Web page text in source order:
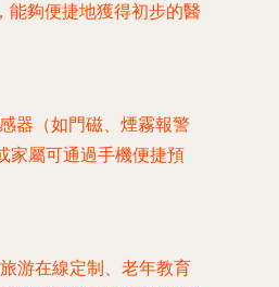
能夠便捷地獲得初步的醫
器（如門磁、煙霧報警
家屬可通過手機便捷預
游在線定制、老年教育